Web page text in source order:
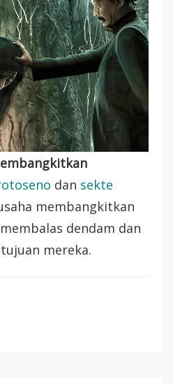
dan sekte
membangkitkan
dendam dan
mereka.